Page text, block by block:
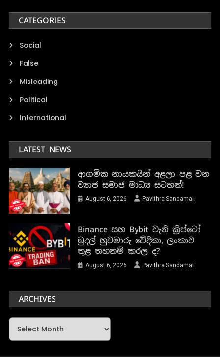
CATEGORIES
Social
False
Misleading
Political
International
LATEST NEWS
ආගමික නායකයින් අළලා පළ වන
ව්‍යාජ සමාජ මාධ්‍ය සටහන්!
August 6, 2026 Pavithra Sandamali
Binance සහ Bybit වැනි ක්‍රිප්ටෝ
මුදල් හුවමාරු වේදිකා, ලංකාව
තුළ තහනම් කරල ද?
August 6, 2026 Pavithra Sandamali
ARCHIVES
Archives